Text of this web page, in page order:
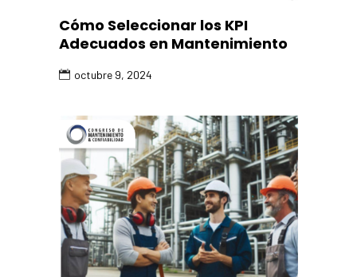
Cómo Seleccionar los KPI
Adecuados en Mantenimiento
octubre 9, 2024